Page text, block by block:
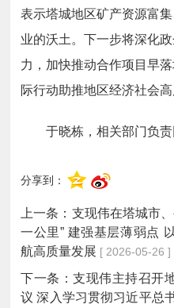
表示塔城地区矿产资源富
业的沃土。下一步将深化
力，加快推动合作项目早
际行动助推地区经济社会高
于晓栋，相关部门负责
分享到：
上一条： 支现伟在塔城市
一公里” 建强基层薄弱点
航高质量发展 [ 2026-05-26 ]
下一条：支现伟主持召开
议 深入学习贯彻习近平总